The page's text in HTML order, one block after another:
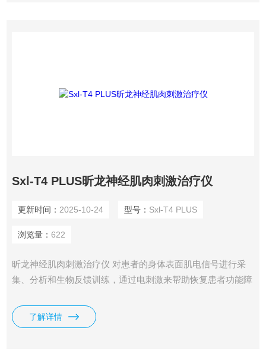
Sxl-T4 PLUS昕龙神经肌肉刺激治疗仪
更新时间： 2025-10-24 型号： Sxl-T4 PLUS
浏览量： 622
昕龙神经肌肉刺激治疗仪 对患者的身体表面肌电信号进行采
集、分析和生物反馈训练，通过电刺激来帮助恢复患者功能障
了解详情